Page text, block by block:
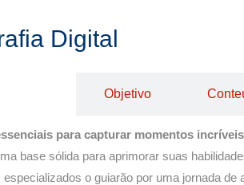
Digital
Objetivo
para capturar momentos
base sólida para aprimorar suas
o guiarão por uma jornada